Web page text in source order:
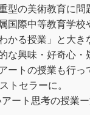
型の美術教育に
国際中等教育学
る授業」と大き
な興味・好奇心
ートの授業も行
トセラーに。
ート思考の授業